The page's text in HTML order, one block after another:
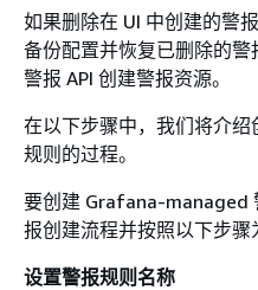
如果删除在 UI 中创建的警
备份配置并恢复已删除的
警报 API 创建警报资源。
在以下步骤中，我们将介
规则的过程。
要创建 Grafana-managed
报创建流程并按照以下步骤
设置警报规则名称